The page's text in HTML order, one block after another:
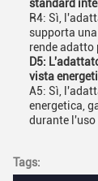
standard
R4: Sì,
supporta
rende adatto
D5:
vista
A5: Sì,
energetica,
durante l'uso
Tags: